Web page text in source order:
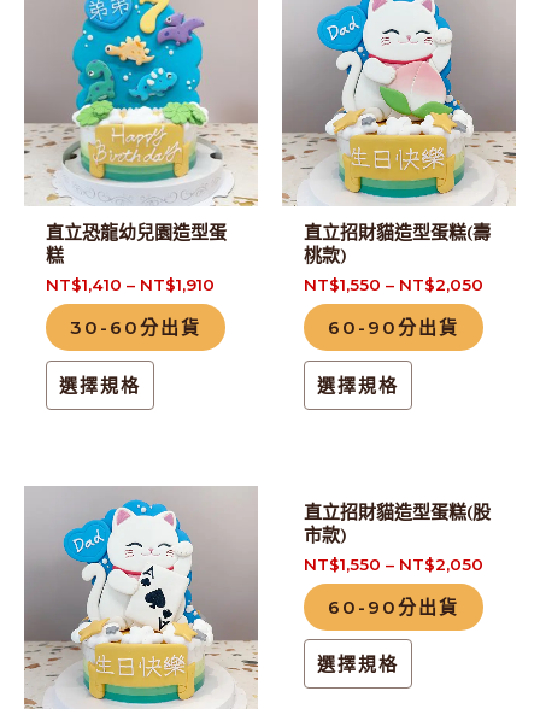
直立恐龍幼兒園造型蛋
糕
NT$1,410 – NT$1,910
30-60分出貨
選擇規格
產
品
有
多
種
款
可
在
產
品
面
選
項
直立招財貓造型蛋糕(壽
桃款)
NT$1,550 – NT$2,050
60-90分出貨
選擇規格
品
有
多
種
款
可
在
產
品
面
選
此
品
有
多
種
款
直立招財貓造型蛋糕(股
市款)
NT$1,550 – NT$2,050
60-90分出貨
選擇規格
此
品
有
多